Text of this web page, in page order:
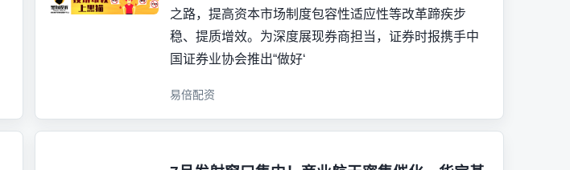
之路，提高资本市场制度包容性适应性等改革蹄疾步
稳、提质增效。为深度展现券商担当，证券时报携手中
国证券业协会推出“做好‘
易倍配资